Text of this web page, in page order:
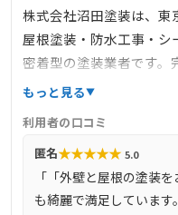
株式会社沼田塗装は、東
屋根塗装・防水工事・シ
密着型の塗装業者です。
を排除し、高品質な施工
ング工事があり、各種工
安心して依頼できます。
もっと見る
利用者の口コミ
匿名★★★★★ 5.0
「「外壁と屋根の塗装
も綺麗で満足しています